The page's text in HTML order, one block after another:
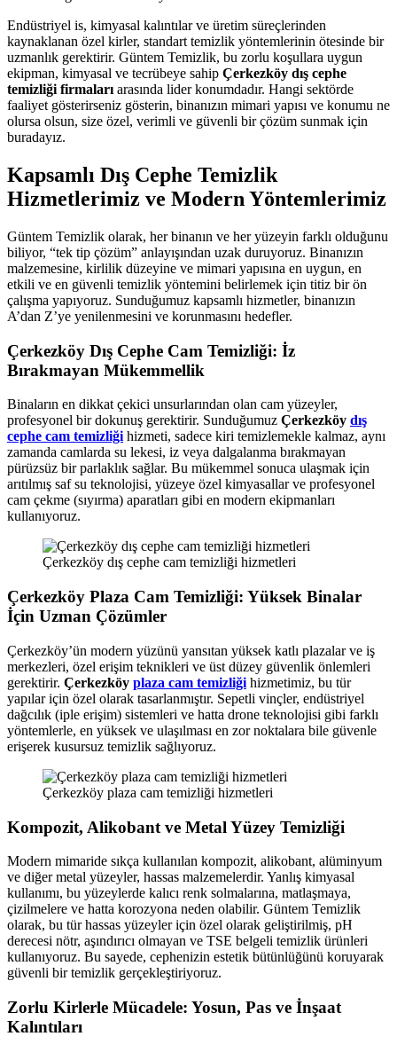
Endüstriyel is, kimyasal kalıntılar ve üretim süreçlerinden
kaynaklanan özel kirler, standart temizlik yöntemlerinin ötesinde bir
uzmanlık gerektirir. Güntem Temizlik, bu zorlu koşullara uygun
ekipman, kimyasal ve tecrübeye sahip Çerkezköy dış cephe
temizliği firmaları arasında lider konumdadır. Hangi sektörde
faaliyet gösterirseniz gösterin, binanızın mimari yapısı ve konumu ne
olursa olsun, size özel, verimli ve güvenli bir çözüm sunmak için
buradayız.
Kapsamlı Dış Cephe Temizlik
Hizmetlerimiz ve Modern Yöntemlerimiz
Güntem Temizlik olarak, her binanın ve her yüzeyin farklı olduğunu
biliyor, “tek tip çözüm” anlayışından uzak duruyoruz. Binanızın
malzemesine, kirlilik düzeyine ve mimari yapısına en uygun, en
etkili ve en güvenli temizlik yöntemini belirlemek için titiz bir ön
çalışma yapıyoruz. Sunduğumuz kapsamlı hizmetler, binanızın
A’dan Z’ye yenilenmesini ve korunmasını hedefler.
Çerkezköy Dış Cephe Cam Temizliği: İz
Bırakmayan Mükemmellik
Binaların en dikkat çekici unsurlarından olan cam yüzeyler,
profesyonel bir dokunuş gerektirir. Sunduğumuz Çerkezköy dış
cephe cam temizliğihizmeti, sadece kiri temizlemekle kalmaz, aynı
zamanda camlarda su lekesi, iz veya dalgalanma bırakmayan
pürüzsüz bir parlaklık sağlar. Bu mükemmel sonuca ulaşmak için
arıtılmış saf su teknolojisi, yüzeye özel kimyasallar ve profesyonel
cam çekme (sıyırma) aparatları gibi en modern ekipmanları
kullanıyoruz.
Çerkezköy dış cephe cam temizliği hizmetleri
Çerkezköy Plaza Cam Temizliği: Yüksek Binalar
İçin Uzman Çözümler
Çerkezköy’ün modern yüzünü yansıtan yüksek katlı plazalar ve iş
merkezleri, özel erişim teknikleri ve üst düzey güvenlik önlemleri
gerektirir. Çerkezköy plaza cam temizliği hizmetimiz, bu tür
yapılar için özel olarak tasarlanmıştır. Sepetli vinçler, endüstriyel
dağcılık (iple erişim) sistemleri ve hatta drone teknolojisi gibi farklı
yöntemlerle, en yüksek ve ulaşılması en zor noktalara bile güvenle
erişerek kusursuz temizlik sağlıyoruz.
Çerkezköy plaza cam temizliği hizmetleri
Kompozit, Alikobant ve Metal Yüzey Temizliği
Modern mimaride sıkça kullanılan kompozit, alikobant, alüminyum
ve diğer metal yüzeyler, hassas malzemelerdir. Yanlış kimyasal
kullanımı, bu yüzeylerde kalıcı renk solmalarına, matlaşmaya,
çizilmelere ve hatta korozyona neden olabilir. Güntem Temizlik
olarak, bu tür hassas yüzeyler için özel olarak geliştirilmiş, pH
derecesi nötr, aşındırıcı olmayan ve TSE belgeli temizlik ürünleri
kullanıyoruz. Bu sayede, cephenizin estetik bütünlüğünü koruyarak
güvenli bir temizlik gerçekleştiriyoruz.
Zorlu Kirlerle Mücadele: Yosun, Pas ve İnşaat
Kalıntıları